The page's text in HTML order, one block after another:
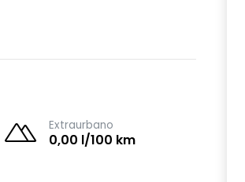
Extraurbano
0,00 l/100 km